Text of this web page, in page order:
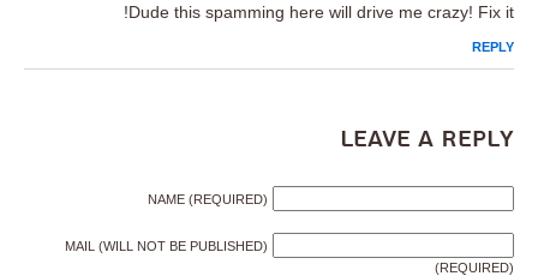
Dude this spamming here will drive me crazy! Fix it!
REPLY
Leave a Reply
NAME (REQUIRED)
MAIL (WILL NOT BE PUBLISHED)
(REQUIRED)